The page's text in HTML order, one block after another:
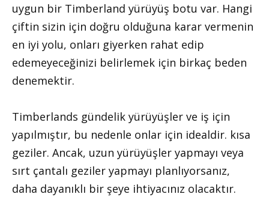
uygun bir Timberland yürüyüş botu var. Hangi
çiftin sizin için doğru olduğuna karar vermenin
en iyi yolu, onları giyerken rahat edip
edemeyeceğinizi belirlemek için birkaç beden
denemektir.
Timberlands gündelik yürüyüşler ve iş için
yapılmıştır, bu nedenle onlar için idealdir. kısa
geziler. Ancak, uzun yürüyüşler yapmayı veya
sırt çantalı geziler yapmayı planlıyorsanız,
daha dayanıklı bir şeye ihtiyacınız olacaktır.